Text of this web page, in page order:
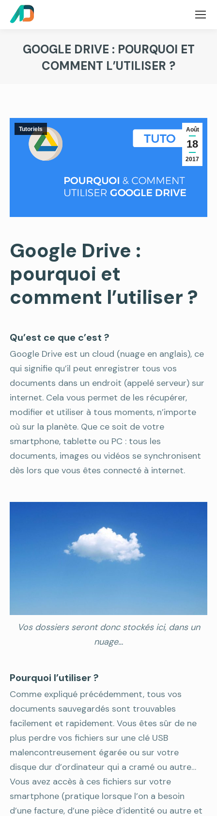
GOOGLE DRIVE : POURQUOI ET
COMMENT L’UTILISER ?
Août
18
2017
Tutoriels
Google Drive :
pourquoi et
comment l’utiliser ?
Qu’est ce que c’est ?
Google Drive est un cloud (nuage en anglais), ce
qui signifie qu’il peut enregistrer tous vos
documents dans un endroit (appelé serveur) sur
internet. Cela vous permet de les récupérer,
modifier et utiliser à tous moments, n’importe
où sur la planète. Que ce soit de votre
smartphone, tablette ou PC : tous les
documents, images ou vidéos se synchronisent
dès lors que vous êtes connecté à internet.
Vos dossiers seront donc stockés ici, dans un
nuage…
Pourquoi l’utiliser ?
Comme expliqué précédemment, tous vos
documents sauvegardés sont trouvables
facilement et rapidement. Vous êtes sûr de ne
plus perdre vos fichiers sur une clé USB
malencontreusement égarée ou sur votre
disque dur d’ordinateur qui a cramé ou autre…
Vous avez accès à ces fichiers sur votre
smartphone (pratique lorsque l’on a besoin
d’une facture, d’une pièce d’identité ou autre et